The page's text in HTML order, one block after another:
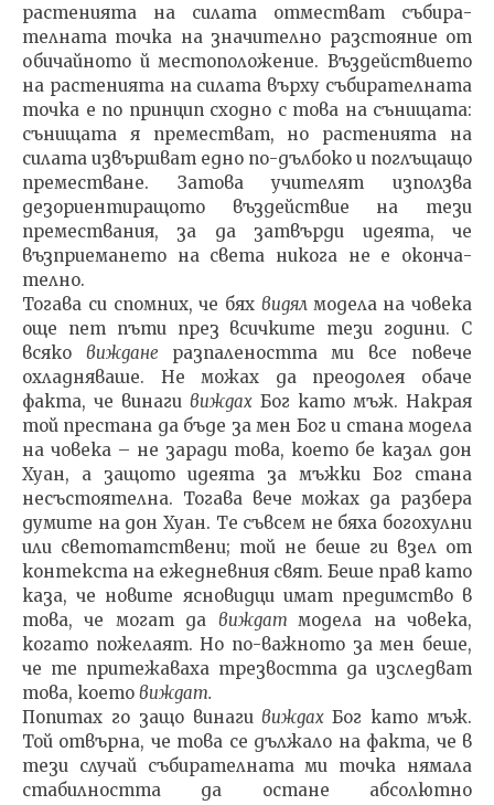
растенията на силата отместват събира­
телната точка на значително разстояние от
обичайното й местоположение. Въздействието
на растенията на сила­та върху събирателната
точка е по принцип сходно с това на сънищата:
сънищата я преместват, но растения­та на
силата извършват едно по-дълбоко и поглъщащо
преместване. Затова учителят използва
дезориентиращото въздействие на тези
премествания, за да затвърди идеята, че
възприемането на света никога не е оконча­
телно.
Тогава си спомних, че бях видял модела на човека
още пет пъти през всичките тези години. С
всяко вижда­не разпалеността ми все повече
охладняваше. Не можах да преодолея обаче
факта, че винагивиждах Бог като мъж. Накрая
той престана да бъде за мен Бог и ста­на модела
на човека – не заради това, което бе казал дон
Хуан, а защото идеята за мъжки Бог стана
несъстоя­телна. Тогава вече можах да разбера
думите на дон Хуан. Те съвсем не бяха богохулни
или светотатствени; той не беше ги взел от
контекста на ежедневния свят. Беше прав като
каза, че новите ясновидци имат пре­димство в
това, че могат да виждат модела на човека,
когато пожелаят. Но по-важното за мен беше,
че те притежаваха трезвостта да изследват
това, което виждат.
Попитах го защо винагивиждахБог като мъж.
Той от­върна, че това се дължало на факта, че в
тези случай съ­бирателната ми точка нямала
стабилността да остане абсолютно